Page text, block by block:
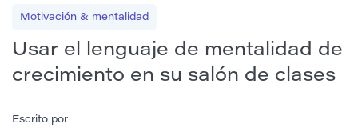
Motivación & mentalidad
Usar el lenguaje de mentalidad de
crecimiento en su salón de clases
Escrito por